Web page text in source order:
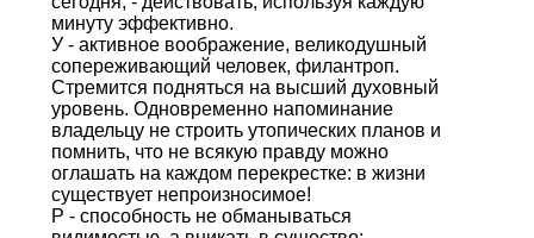
минуту эффективно.
У - активное воображение, великодушный
сопереживающий человек, филантроп.
Стремится подняться на высший духовный
уровень. Одновременно напоминание
владельцу не строить утопических планов и
помнить, что не всякую правду можно
оглашать на каждом перекрестке: в жизни
существует непроизносимое!
Р - способность не обманываться